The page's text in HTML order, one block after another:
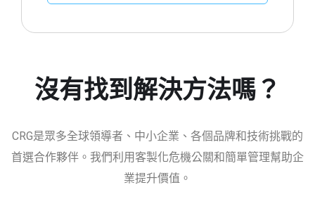
沒有找到解決方法嗎？
CRG是眾多全球領導者、中小企業、各個品牌和技術挑戰的
首選合作夥伴。我們利用客製化危機公關和簡單管理幫助企
業提升價值。